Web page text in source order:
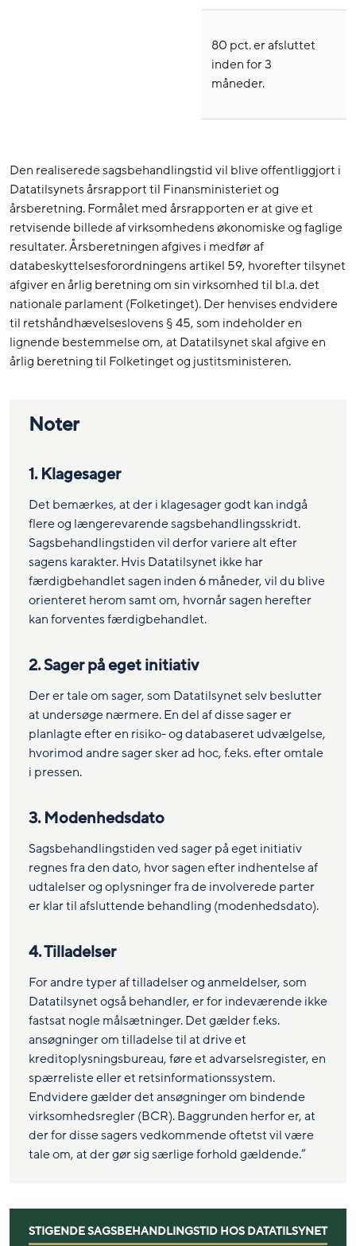
80 pct. er afsluttet
inden for 3
måneder.
Den realiserede sagsbehandlingstid vil blive offentliggjort i
Datatilsynets årsrapport til Finansministeriet og
årsberetning. Formålet med årsrapporten er at give et
retvisende billede af virksomhedens økonomiske og faglige
resultater. Årsberetningen afgives i medfør af
databeskyttelsesforordningens artikel 59, hvorefter tilsynet
afgiver en årlig beretning om sin virksomhed til bl.a. det
nationale parlament (Folketinget). Der henvises endvidere
til retshåndhævelseslovens § 45, som indeholder en
lignende bestemmelse om, at Datatilsynet skal afgive en
årlig beretning til Folketinget og justitsministeren.
Noter
1. Klagesager
Det bemærkes, at der i klagesager godt kan indgå
flere og længerevarende sagsbehandlingsskridt.
Sagsbehandlingstiden vil derfor variere alt efter
sagens karakter. Hvis Datatilsynet ikke har
færdigbehandlet sagen inden 6 måneder, vil du blive
orienteret herom samt om, hvornår sagen herefter
kan forventes færdigbehandlet.
2. Sager på eget initiativ
Der er tale om sager, som Datatilsynet selv beslutter
at undersøge nærmere. En del af disse sager er
planlagte efter en risiko- og databaseret udvælgelse,
hvorimod andre sager sker ad hoc, f.eks. efter omtale
i pressen.
3. Modenhedsdato
Sagsbehandlingstiden ved sager på eget initiativ
regnes fra den dato, hvor sagen efter indhentelse af
udtalelser og oplysninger fra de involverede parter
er klar til afsluttende behandling (modenhedsdato).
4. Tilladelser
For andre typer af tilladelser og anmeldelser, som
Datatilsynet også behandler, er for indeværende ikke
fastsat nogle målsætninger. Det gælder f.eks.
ansøgninger om tilladelse til at drive et
kreditoplysningsbureau, føre et advarselsregister, en
spærreliste eller et retsinformationssystem.
Endvidere gælder det ansøgninger om bindende
virksomhedsregler (BCR). Baggrunden herfor er, at
der for disse sagers vedkommende oftetst vil være
tale om, at der gør sig særlige forhold gældende.”
STIGENDE SAGSBEHANDLINGSTID HOS DATATILSYNET